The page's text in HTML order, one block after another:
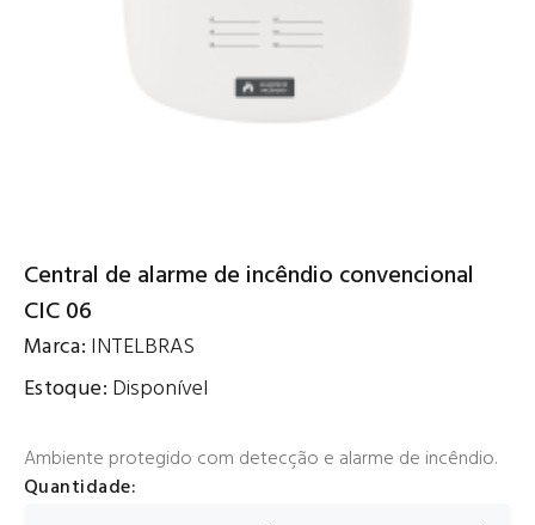
Central de alarme de incêndio convencional
CIC 06
Marca: INTELBRAS
Estoque: Disponível
Ambiente protegido com detecção e alarme de incêndio.
Quantidade: